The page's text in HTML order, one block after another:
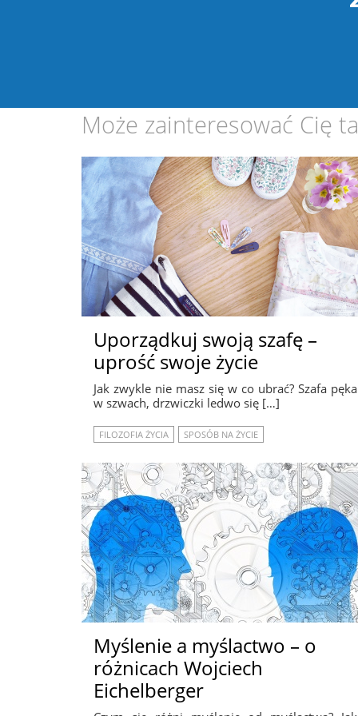
Może zainteresować Cię
Uporządkuj swoją szafę –
uprość swoje życie
Jak zwykle nie masz się w co ubrać? Szafa pęka
w szwach, drzwiczki ledwo się […]
FILOZOFIA ŻYCIA SPOSÓB NA ŻYCIE
Myślenie a myślactwo – o
różnicach Wojciech
Eichelberger